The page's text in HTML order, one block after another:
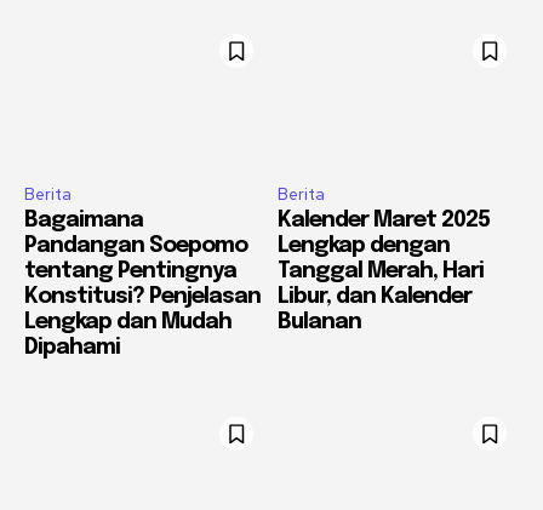
Berita
Bagaimana
Pandangan Soepomo
tentang Pentingnya
Konstitusi? Penjelasan
Lengkap dan Mudah
Dipahami
Berita
Kalender Maret 2025
Lengkap dengan
Tanggal Merah, Hari
Libur, dan Kalender
Bulanan